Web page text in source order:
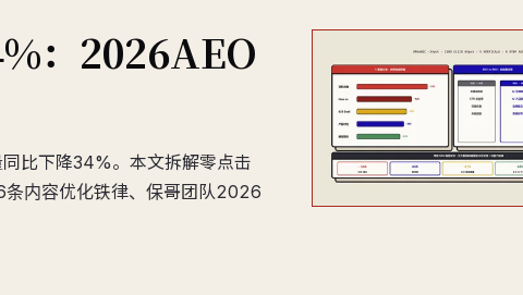
：2026AEO
比下降34%。本文拆解零点击
内容优化铁律、保哥团队2026